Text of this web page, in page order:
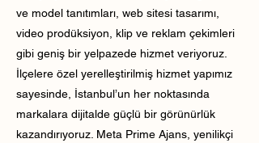
ve model tanıtımları, web sitesi tasarımı,
video prodüksiyon, klip ve reklam çekimleri
gibi geniş bir yelpazede hizmet veriyoruz.
İlçelere özel yerelleştirilmiş hizmet yapımız
sayesinde, İstanbul’un her noktasında
markalara dijitalde güçlü bir görünürlük
kazandırıyoruz. Meta Prime Ajans, yenilikçi